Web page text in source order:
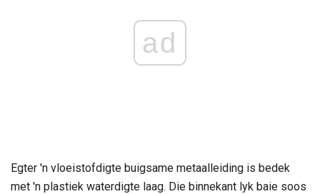
ad
Egter 'n vloeistofdigte buigsame metaalleiding is bedek
met 'n plastiek waterdigte laag. Die binnekant lyk baie soos